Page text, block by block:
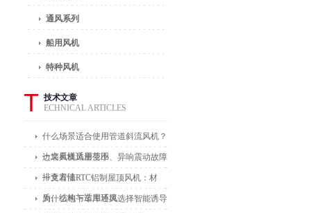
通风系列
船用风机
特种风机
T 技术文章
ECHNICAL ARTICLES
什么场景适合使用管道斜流风机？
一文看懂适用范围
边墙风机风量变小、异响震动故障
排查方法
一文看懂RTC铝制屋顶风机：材
质、结构与适用环境
为什么地下车库通风选择智能诱导